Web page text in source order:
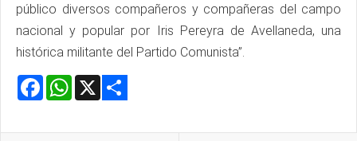
público diversos compañeros y compañeras del campo
nacional y popular por Iris Pereyra de Avellaneda, una
histórica militante del Partido Comunista”.
Facebook
WhatsApp